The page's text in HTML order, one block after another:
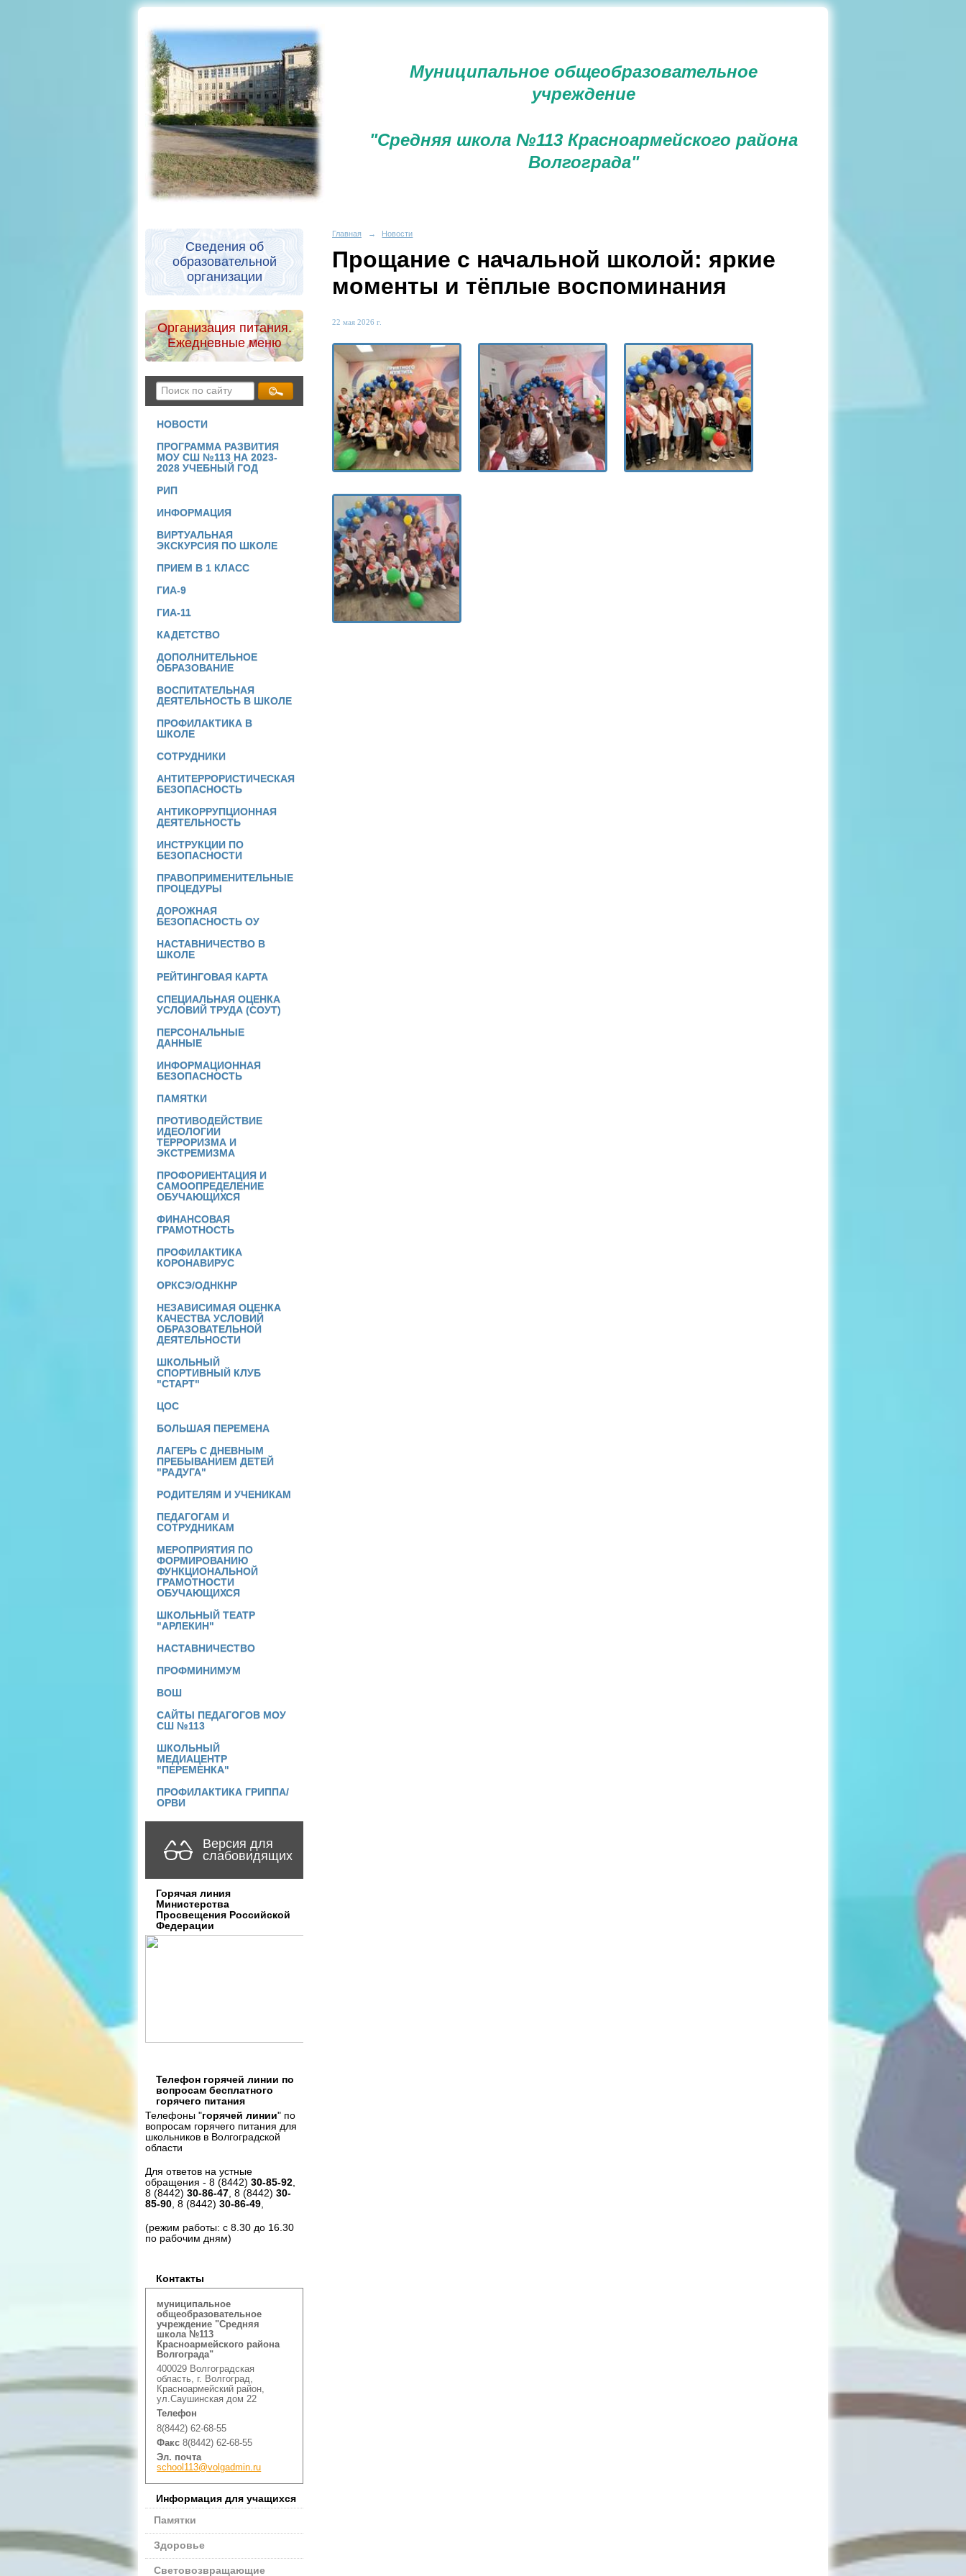
Муниципальное общеобразовательное
учреждение
"Средняя школа №113 Красноармейского района
Волгограда"
Сведения об
образовательной
организации
Организация питания.
Ежедневные меню
НОВОСТИ
ПРОГРАММА РАЗВИТИЯ
МОУ СШ №113 НА 2023-
2028 УЧЕБНЫЙ ГОД
РИП
ИНФОРМАЦИЯ
ВИРТУАЛЬНАЯ
ЭКСКУРСИЯ ПО ШКОЛЕ
ПРИЕМ В 1 КЛАСС
ГИА-9
ГИА-11
КАДЕТСТВО
ДОПОЛНИТЕЛЬНОЕ
ОБРАЗОВАНИЕ
ВОСПИТАТЕЛЬНАЯ
ДЕЯТЕЛЬНОСТЬ В ШКОЛЕ
ПРОФИЛАКТИКА В
ШКОЛЕ
СОТРУДНИКИ
АНТИТЕРРОРИСТИЧЕСКАЯ
БЕЗОПАСНОСТЬ
АНТИКОРРУПЦИОННАЯ
ДЕЯТЕЛЬНОСТЬ
ИНСТРУКЦИИ ПО
БЕЗОПАСНОСТИ
ПРАВОПРИМЕНИТЕЛЬНЫЕ
ПРОЦЕДУРЫ
ДОРОЖНАЯ
БЕЗОПАСНОСТЬ ОУ
НАСТАВНИЧЕСТВО В
ШКОЛЕ
РЕЙТИНГОВАЯ КАРТА
СПЕЦИАЛЬНАЯ ОЦЕНКА
УСЛОВИЙ ТРУДА (СОУТ)
ПЕРСОНАЛЬНЫЕ
ДАННЫЕ
ИНФОРМАЦИОННАЯ
БЕЗОПАСНОСТЬ
ПАМЯТКИ
ПРОТИВОДЕЙСТВИЕ
ИДЕОЛОГИИ
ТЕРРОРИЗМА И
ЭКСТРЕМИЗМА
ПРОФОРИЕНТАЦИЯ И
САМООПРЕДЕЛЕНИЕ
ОБУЧАЮЩИХСЯ
ФИНАНСОВАЯ
ГРАМОТНОСТЬ
ПРОФИЛАКТИКА
КОРОНАВИРУС
ОРКСЭ/ОДНКНР
НЕЗАВИСИМАЯ ОЦЕНКА
КАЧЕСТВА УСЛОВИЙ
ОБРАЗОВАТЕЛЬНОЙ
ДЕЯТЕЛЬНОСТИ
ШКОЛЬНЫЙ
СПОРТИВНЫЙ КЛУБ
"СТАРТ"
ЦОС
БОЛЬШАЯ ПЕРЕМЕНА
ЛАГЕРЬ С ДНЕВНЫМ
ПРЕБЫВАНИЕМ ДЕТЕЙ
"РАДУГА"
РОДИТЕЛЯМ И УЧЕНИКАМ
ПЕДАГОГАМ И
СОТРУДНИКАМ
МЕРОПРИЯТИЯ ПО
ФОРМИРОВАНИЮ
ФУНКЦИОНАЛЬНОЙ
ГРАМОТНОСТИ
ОБУЧАЮЩИХСЯ
ШКОЛЬНЫЙ ТЕАТР
"АРЛЕКИН"
НАСТАВНИЧЕСТВО
ПРОФМИНИМУМ
ВОШ
САЙТЫ ПЕДАГОГОВ МОУ
СШ №113
ШКОЛЬНЫЙ
МЕДИАЦЕНТР
"ПЕРЕМЕНКА"
ПРОФИЛАКТИКА ГРИППА/
ОРВИ
Версия для
слабовидящих
Горячая линия
Министерства
Просвещения Российской
Федерации
Телефон горячей линии по
вопросам бесплатного
горячего питания
Телефоны "горячей линии" по
вопросам горячего питания для
школьников в Волгоградской
области
Для ответов на устные
обращения - 8 (8442) 30-85-92
8 (8442) 30-86-47 , 8 (8442) 30-
85-90 , 8 (8442) 30-86-49
(режим работы: с 8.30 до 16.30
по рабочим дням)
Контакты
муниципальное
общеобразовательное
учреждение "Средняя
школа №113
Красноармейского района
Волгограда"
400029 Волгоградская
область, г. Волгоград,
Красноармейский район,
ул.Саушинская дом 22
Телефон
8(8442) 62-68-55
Факс 8(8442) 62-68-55
Эл. почта
school113@volgadmin.ru
Информация для учащихся
Памятки
Здоровье
Световозвращающие
Главная → Новости
Прощание с начальной школой: яркие
моменты и тёплые воспоминания
22 мая 2026 г.